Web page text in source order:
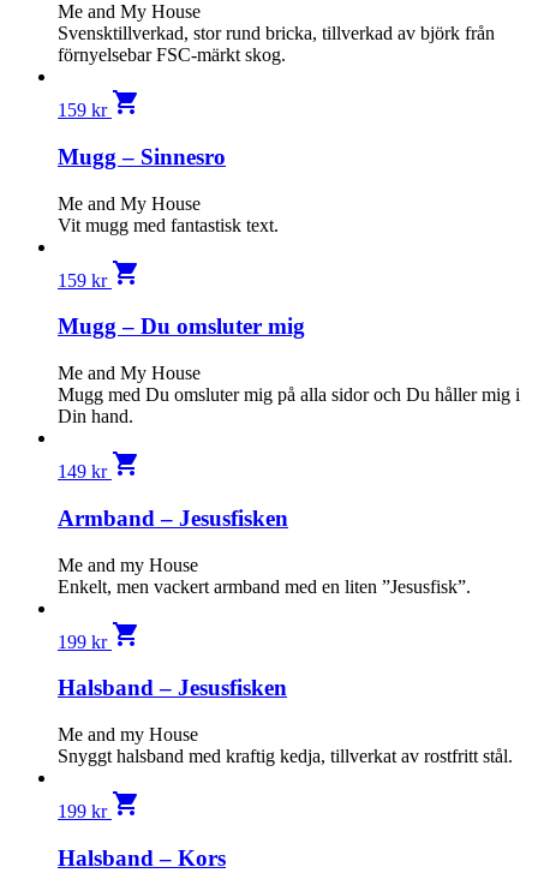
Me and My House
Svensktillverkad, stor rund bricka, tillverkad av björk från
förnyelsebar FSC-märkt skog.
159 kr shopping_cart
Mugg – Sinnesro
Me and My House
Vit mugg med fantastisk text.
159 kr shopping_cart
Mugg – Du omsluter mig
Me and My House
Mugg med Du omsluter mig på alla sidor och Du håller mig i
Din hand.
149 kr shopping_cart
Armband – Jesusfisken
Me and my House
Enkelt, men vackert armband med en liten ”Jesusfisk”.
199 kr shopping_cart
Halsband – Jesusfisken
Me and my House
Snyggt halsband med kraftig kedja, tillverkat av rostfritt stål.
199 kr shopping_cart
Halsband – Kors